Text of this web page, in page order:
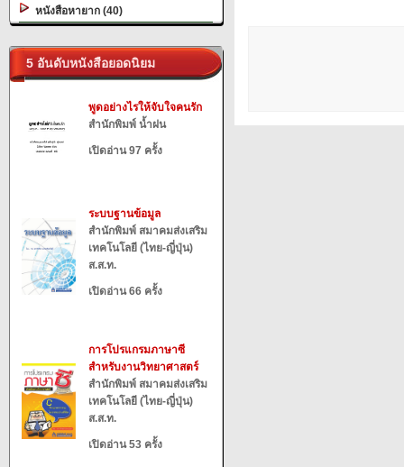
หนังสือหายาก (40)
5 อันดับหนังสือยอดนิยม
พูดอย่างไรให้จับใจคนรัก
สำนักพิมพ์ น้ำฝน
เปิดอ่าน 97 ครั้ง
ระบบฐานข้อมูล
สำนักพิมพ์ สมาคมส่งเสริม
เทคโนโลยี (ไทย-ญี่ปุ่น)
ส.ส.ท.
เปิดอ่าน 66 ครั้ง
การโปรแกรมภาษาซี
สำหรับงานวิทยาศาสตร์
สำนักพิมพ์ สมาคมส่งเสริม
เทคโนโลยี (ไทย-ญี่ปุ่น)
ส.ส.ท.
เปิดอ่าน 53 ครั้ง